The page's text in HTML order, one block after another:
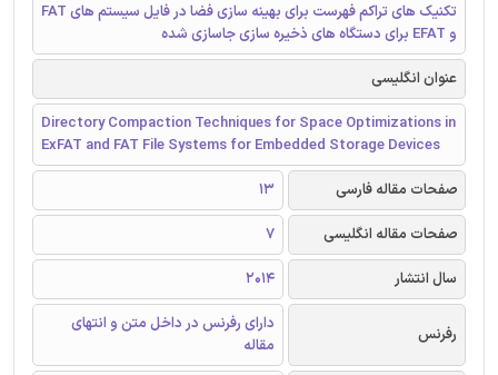
تکنیک های تراکم فهرست برای بهینه سازی فضا در فایل سیستم های FAT
و EFAT برای دستگاه های ذخیره سازی جاسازی شده
عنوان انگلیسی
Directory Compaction Techniques for Space Optimizations in
ExFAT and FAT File Systems for Embedded Storage Devices
صفحات مقاله فارسی
13
صفحات مقاله انگلیسی
7
سال انتشار
2014
رفرنس
دارای رفرنس در داخل متن و انتهای
مقاله